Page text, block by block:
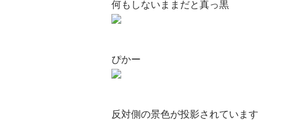
何もしないままだと真っ黒
ぴかー
反対側の景色が投影されています